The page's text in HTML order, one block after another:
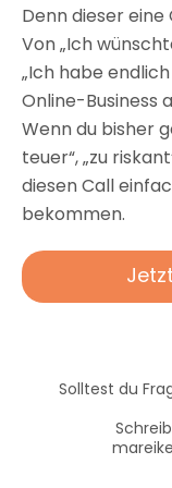
Denn dieser
Von „Ich
„Ich habe
Online-Business
Wenn du bisher
teuer“, „zu
diesen Call
bekommen.
Solltest du